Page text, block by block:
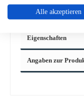
9-teiliges Set Attika
S… Mehr
Eigenschaften
Angaben zur
Alle akzeptieren